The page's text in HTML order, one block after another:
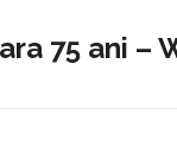
75 ani –